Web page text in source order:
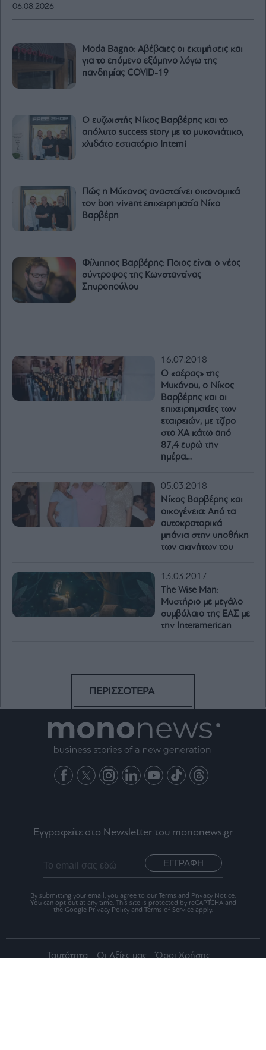
06.08.2026
Moda Bagno: Aβέβαιες οι εκτιμήσεις και
για το επόμενο εξάμηνο λόγω της
πανδημίας COVID-19
Ο ευζωιστής Νίκος Βαρβέρης και το
απόλυτο success story με το μυκονιάτικο,
χλιδάτο εστιατόριο Interni
Πώς η Μύκονος ανασταίνει οικονομικά
τον bon vivant επιχειρηματία Νίκο
Βαρβέρη
Φίλιππος Βαρβέρης: Ποιος είναι ο νέος
σύντροφος της Κωνσταντίνας
Σπυροπούλου
16.07.2018
Ο «αέρας» της
Μυκόνου, ο Νίκος
Βαρβέρης και οι
επιχειρηματίες των
εταιρειών, με τζίρο
στο ΧΑ κάτω από
87,4 ευρώ την
ημέρα…
05.03.2018
Νίκος Βαρβέρης και
οικογένεια: Από τα
αυτοκρατορικά
μπάνια στην υποθήκη
των ακινήτων του
13.03.2017
The Wise Man:
Μυστήριο με μεγάλο
συμβόλαιο της ΕΑΣ με
την Interamerican
ΠΕΡΙΣΣΟΤΕΡΑ
Εγγραφείτε στο Newsletter του mononews.gr
ΕΓΓΡΑΦΗ
By submitting your email, you agree to our Terms and Privacy Notice.
You can opt out at any time. This site is protected by reCAPTCHA and
the Google Privacy Policy and Terms of Service apply.
Ταυτότητα Οι Αξίες μας Όροι Χρήσης